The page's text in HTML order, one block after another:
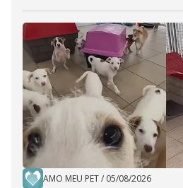
AMO MEU PET/ 05/08/2026